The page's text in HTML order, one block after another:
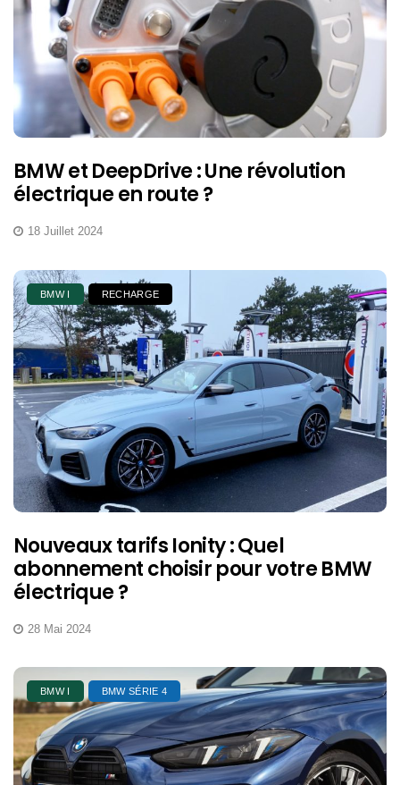
BMW et DeepDrive : Une révolution
électrique en route ?
18 Juillet 2024
BMW I RECHARGE
Nouveaux tarifs Ionity : Quel
abonnement choisir pour votre BMW
électrique ?
28 Mai 2024
BMW I BMW SÉRIE 4